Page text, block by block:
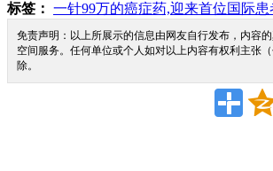
标签： 一针99万的癌症药,迎来首位国际患
免责声明：以上所展示的信息由网友自行发布，内容
空间服务。任何单位或个人如对以上内容有权利主张
除。